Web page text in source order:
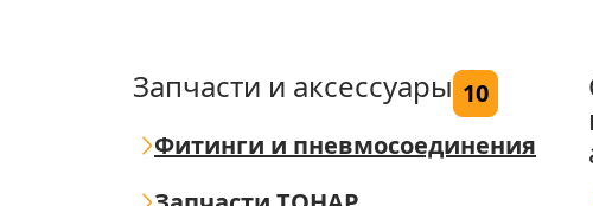
Запчасти и аксессуары 10
Фитинги и пневмосоединения